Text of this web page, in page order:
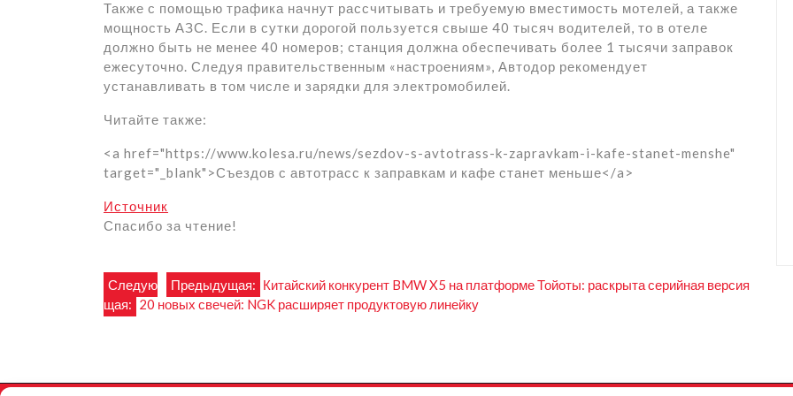
Также с помощью трафика начнут рассчитывать и требуемую вместимость мотелей, а также
мощность АЗС. Если в сутки дорогой пользуется свыше 40 тысяч водителей, то в отеле
должно быть не менее 40 номеров; станция должна обеспечивать более 1 тысячи заправок
ежесуточно. Следуя правительственным «настроениям», Автодор рекомендует
устанавливать в том числе и зарядки для электромобилей.
Читайте также:
<a href="https://www.kolesa.ru/news/sezdov-s-avtotrass-k-zapravkam-i-kafe-stanet-menshe"
target="_blank">Съездов с автотрасс к заправкам и кафе станет меньше</a>
Источник
Спасибо за чтение!
Навигация
по
Предыдущая: Китайский конкурент BMW X5 на платформе Тойоты: раскрыта серийная версия
Следую
щая: 20 новых свечей: NGK расширяет продуктовую линейку